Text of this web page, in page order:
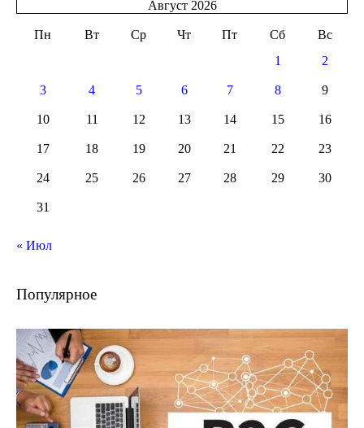
Август 2026
Пн Вт Ср Чт Пт Сб
Вс
1
2
3 4 5 6 7 8 9
10 11 12 13 14 15 16
17 18 19 20 21 22 23
24 25 26 27 28 29 30
31
« Июл
Популярное